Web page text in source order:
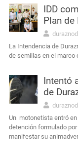
IDD
Plan
La Intendencia de
de semillas en el marco
Intentó
de
Un motonetista entró
detención formulado
manifestar su